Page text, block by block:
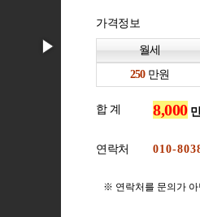
가격정보
월세
만원
합 계
연락처
※ 연락처를 문의가 아